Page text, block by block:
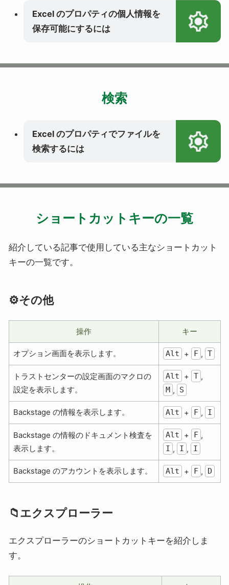
Excel のプロパティの個人情報を
保存可能にするには
検索
Excel のプロパティでファイルを
検索するには
ショートカットキーの一覧
紹介している記事で使用している主なショートカット
キーの一覧です。
⚙️その他
操作 キー
オプション画面を表示します。 Alt + F , T
トラストセンターの設定画面のマクロの
設定を表示します。
Alt + T ,
M , S
Backstage の情報を表示します。 Alt + F , I
Backstage の情報のドキュメント検査を
表示します。
Alt + F ,
I , I , I
Backstage のアカウントを表示します。 Alt + F , D
📁エクスプローラー
エクスプローラーのショートカットキーを紹介しま
す。